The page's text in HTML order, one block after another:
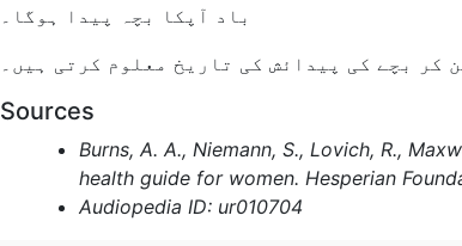
باد آپکا بچہ پيدا ہوگا۔
Sources
Burns, A. A., Niemann, S., Lovich, R.,
health guide for women. Hesperian
Audiopedia ID: ur010704